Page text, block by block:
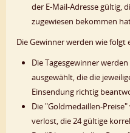
der E-Mail-Adresse gültig,
zugewiesen bekommen
Die Gewinner werden wie folgt
Die Tagesgewinner
ausgewählt, die die
Einsendung richtig
Die "Goldmedaillen-
verlost, die 24 gültige